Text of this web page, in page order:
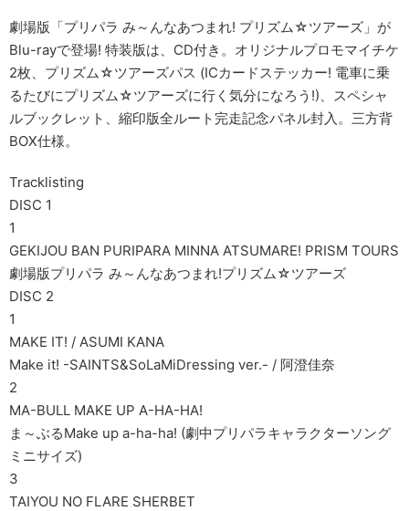
劇場版「プリパラ み～んなあつまれ! プリズム☆ツアーズ」が
Blu-rayで登場! 特装版は、CD付き。オリジナルプロモマイチケ
2枚、プリズム☆ツアーズパス (ICカードステッカー! 電車に乗
るたびにプリズム☆ツアーズに行く気分になろう!)、スペシャ
ルブックレット、縮印版全ルート完走記念パネル封入。三方背
BOX仕様。
Tracklisting
DISC 1
1
GEKIJOU BAN PURIPARA MINNA ATSUMARE! PRISM TOURS
劇場版プリパラ み～んなあつまれ!プリズム☆ツアーズ
DISC 2
1
MAKE IT! / ASUMI KANA
Make it! -SAINTS&SoLaMiDressing ver.- / 阿澄佳奈
2
MA-BULL MAKE UP A-HA-HA!
ま～ぶるMake up a-ha-ha! (劇中プリパラキャラクターソング
ミニサイズ)
3
TAIYOU NO FLARE SHERBET